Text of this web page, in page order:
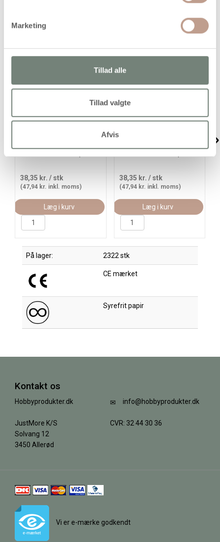
Marketing
Tillad alle
Tillad valgte
Afvis
38,35 kr. / stk
(47,94 kr. inkl. moms)
Læg i kurv
38,35 kr. / stk
(47,94 kr. inkl. moms)
Læg i kurv
På lager: 2322 stk
CE mærket
Syrefrit papir
Kontakt os
Hobbyprodukter.dk
JustMore K/S
Solvang 12
3450 Allerød
info@hobbyprodukter.dk
CVR: 32 44 30 36
Vi er e-mærke godkendt